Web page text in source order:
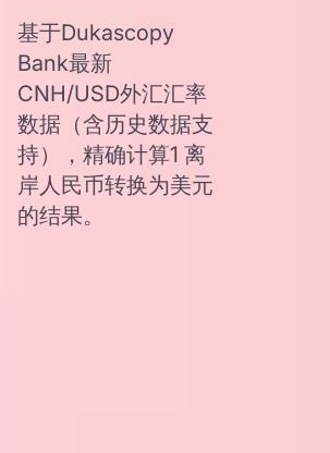
基于Dukascopy
Bank最新
CNH/USD外汇汇率
数据（含历史数据支
持），精确计算1 离
岸人民币转换为美元
的结果。